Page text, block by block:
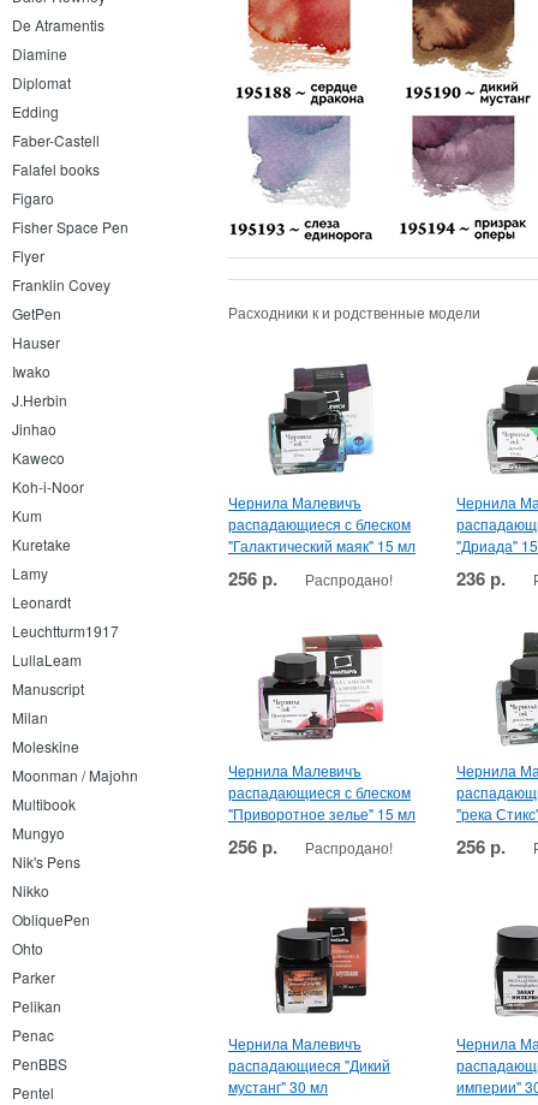
De Atramentis
Diamine
Diplomat
Edding
Faber-Castell
Falafel books
Figaro
Fisher Space Pen
Flyer
Franklin Covey
GetPen
Hauser
Iwako
J.Herbin
Jinhao
Kaweco
Koh-i-Noor
Kum
Kuretake
Lamy
Leonardt
Leuchtturm1917
LullaLeam
Manuscript
Milan
Moleskine
Moonman / Majohn
Multibook
Mungyo
Nik's Pens
Nikko
ObliquePen
Ohto
Parker
Pelikan
Penac
PenBBS
Pentel
Расходники к и родственные модели
Чернила Малевичъ
распадающиеся с блеском
"Галактический маяк" 15 мл
256 р. Распродано!
Чернила
"Дриада"
236 р.
Чернила Малевичъ
распадающиеся с блеском
"Приворотное зелье" 15 мл
256 р. Распродано!
Чернила
"река
256 р.
Чернила Малевичъ
распадающиеся "Дикий
мустанг" 30 мл
Чернила
империи"